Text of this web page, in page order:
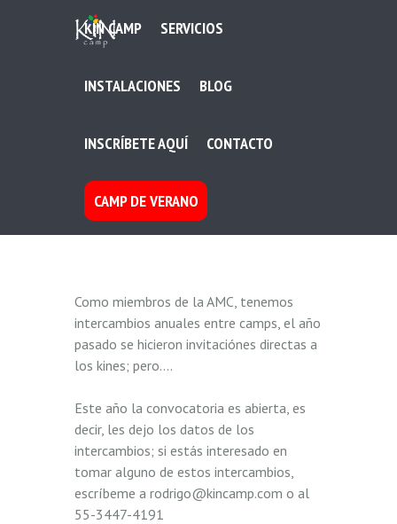
KIN CAMP SERVICIOS
INSTALACIONES BLOG
INSCRÍBETE AQUÍ CONTACTO
CAMP DE VERANO
Como miembros de la AMC, tenemos
intercambios anuales entre camps, el año
pasado se hicieron invitaciónes directas a
los kines; pero….
Este año la convocatoria es abierta, es
decir, les dejo los datos de los
intercambios; si estás interesado en
tomar alguno de estos intercambios,
escríbeme a rodrigo@kincamp.com o al
55-3447-4191